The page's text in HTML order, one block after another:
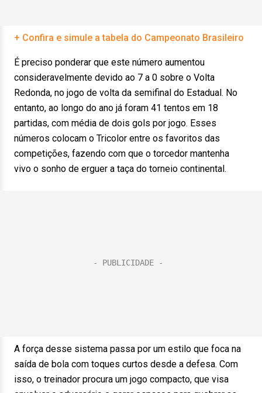
+ Confira e simule a tabela do Campeonato Brasileiro
É preciso ponderar que este número aumentou
consideravelmente devido ao 7 a 0 sobre o Volta
Redonda, no jogo de volta da semifinal do Estadual. No
entanto, ao longo do ano já foram 41 tentos em 18
partidas, com média de dois gols por jogo. Esses
números colocam o Tricolor entre os favoritos das
competições, fazendo com que o torcedor mantenha
vivo o sonho de erguer a taça do torneio continental.
A força desse sistema passa por um estilo que foca na
saída de bola com toques curtos desde a defesa. Com
isso, o treinador procura um jogo compacto, que visa